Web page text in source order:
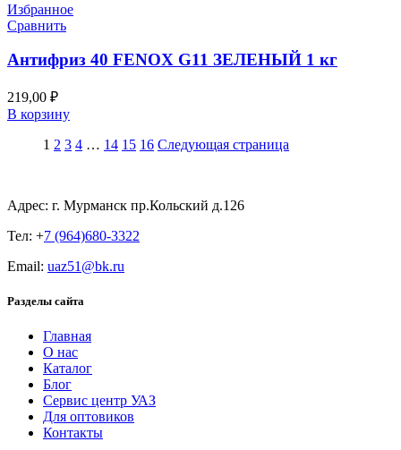
Избранное
Сравнить
Антифриз 40 FENOX G11 ЗЕЛЕНЫЙ 1 кг
219,00 ₽
В корзину
1 2 3 4 … 14 15 16 Следующая страница
Адрес: г. Мурманск пр.Кольский д.126
Тел: +7 (964)680-3322
Email: uaz51@bk.ru
Разделы сайта
Главная
О нас
Каталог
Блог
Сервис центр УАЗ
Для оптовиков
Контакты